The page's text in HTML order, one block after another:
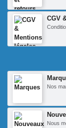
CGV
Nos
Nous